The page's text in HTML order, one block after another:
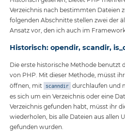
Verzeichnis nach bestimmten Dateien
folgenden Abschnitte stellen zwei der
Ansatz vor, den ich auch im
Historisch: opendir, scandir,
Die erste historische Methode benutzt
von PHP. Mit dieser Methode, müsst
öffnen, mit scanndir durchlaufen und
es sich um ein Verzeichnis oder eine
Verzeichnis gefunden habt, müsst ihr
wiederholen, bis alle Dateien aus allen
gefunden wurden.